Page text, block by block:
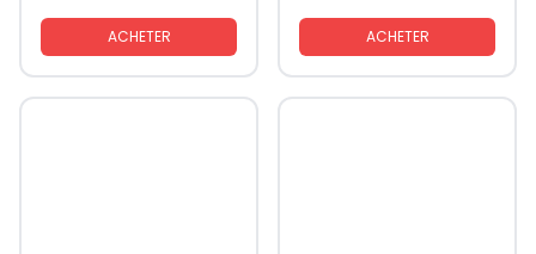
ACHETER ACHETER